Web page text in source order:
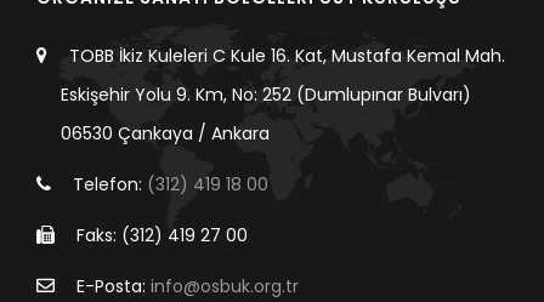
TOBB İkiz Kuleleri C Kule 16. Kat, Mustafa Kemal Mah.
Eskişehir Yolu 9. Km, No: 252 (Dumlupınar Bulvarı)
06530 Çankaya / Ankara
Telefon: (312) 419 18 00
Faks: (312) 419 27 00
E-Posta: info@osbuk.org.tr